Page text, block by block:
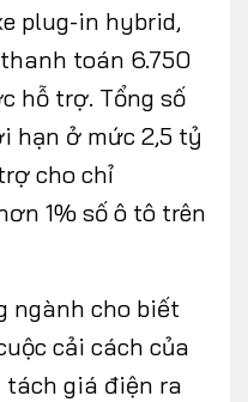
plug-in hybrid,
toán 6.750
hỗ trợ. Tổng số
hạn ở mức 2,5 tỷ
cho chỉ
1% số ô tô trên
ngành cho biết
cải cách của
tách giá điện ra